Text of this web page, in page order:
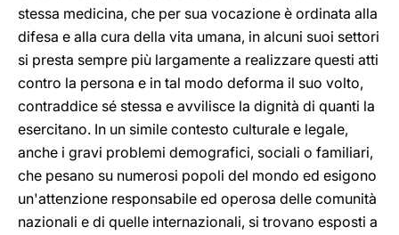
stessa medicina, che per sua vocazione è ordinata alla
difesa e alla cura della vita umana, in alcuni suoi settori
si presta sempre più largamente a realizzare questi atti
contro la persona e in tal modo deforma il suo volto,
contraddice sé stessa e avvilisce la dignità di quanti la
esercitano. In un simile contesto culturale e legale,
anche i gravi problemi demografici, sociali o familiari,
che pesano su numerosi popoli del mondo ed esigono
un'attenzione responsabile ed operosa delle comunità
nazionali e di quelle internazionali, si trovano esposti a